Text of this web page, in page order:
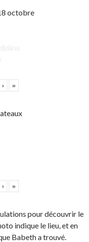
octobre
› »
› »
pour découvrir le
indique le lieu, et en
Babeth a trouvé.